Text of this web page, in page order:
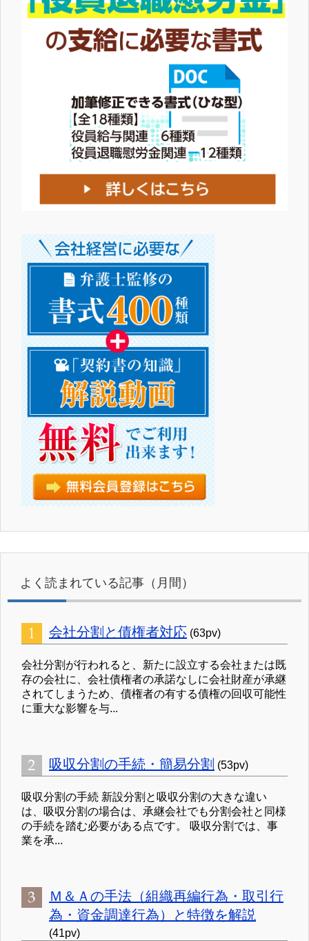
よく読まれている記事（月間）
会社分割と債権者対応 (63pv)
会社分割が行われると、新たに設立する会社または既
存の会社に、会社債権者の承諾なしに会社財産が承継
されてしまうため、債権者の有する債権の回収可能性
に重大な影響を与...
吸収分割の手続・簡易分割 (53pv)
吸収分割の手続 新設分割と吸収分割の大きな違い
は、吸収分割の場合は、承継会社でも分割会社と同様
の手続を踏む必要がある点です。 吸収分割では、事
業を承...
Ｍ＆Ａの手法（組織再編行為・取引行
為・資金調達行為）と特徴を解説
(41pv)